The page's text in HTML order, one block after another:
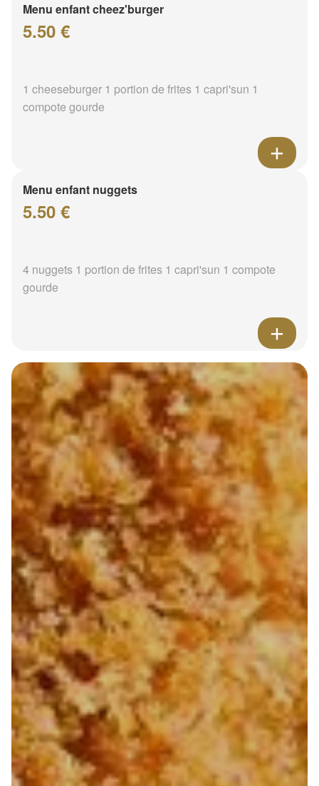
Menu enfant cheez'burger
5.50 €
1 cheeseburger 1 portion de frites 1 capri'sun 1
compote gourde
Menu enfant nuggets
5.50 €
4 nuggets 1 portion de frites 1 capri'sun 1 compote
gourde